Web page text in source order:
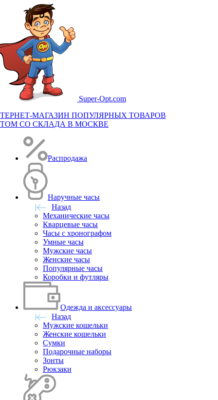
Super-Opt.com
МАГАЗИН ПОПУЛЯРНЫХ ТОВАРОВ
СО СКЛАДА В МОСКВЕ
Распродажа
Наручные часы
Назад
Механические часы
Кварцевые часы
Часы с хронографом
Умные часы
Мужские часы
Женские часы
Популярные часы
Коробки и футляры
Одежда и аксессуары
Назад
Мужские кошельки
Женские кошельки
Сумки
Подарочные наборы
Зонты
Рюкзаки